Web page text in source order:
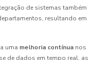
de sistemas também
resultando em
uma melhoria contínua nos
de dados em tempo real, as